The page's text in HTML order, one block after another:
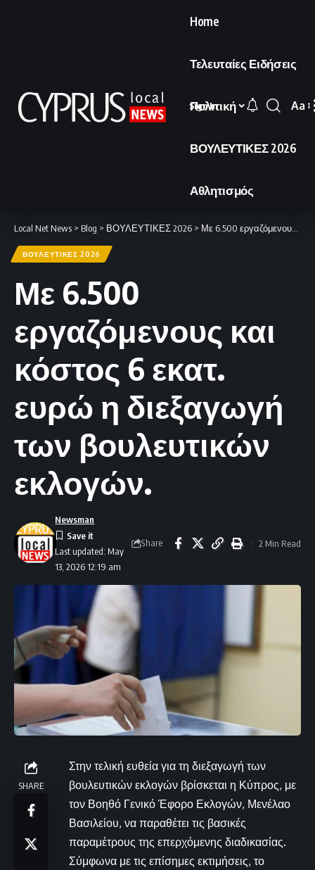
Home
Τελευταίες Ειδήσεις
Πολιτική
ΒΟΥΛΕΥΤΙΚΕΣ 2026
Αθλητισμός
Sign In
Font
Aa
Local Net News > Blog > ΒΟΥΛΕΥΤΙΚΕΣ 2026 > Με 6.500 εργαζόμενους και κόστος 6 εκατ. ευρώ η διεξαγωγή των βουλευτικών εκλογών.
ΒΟΥΛΕΥΤΙΚΕΣ 2026
Με 6.500
εργαζόμενους και
κόστος 6 εκατ.
ευρώ η διεξαγωγή
των βουλευτικών
εκλογών.
Last updated: May
13, 2026 12:19 am
Newsman
Share 2 Min Read
SHARE
Στην τελική ευθεία για τη διεξαγωγή των
βουλευτικών εκλογών βρίσκεται η Κύπρος, με
τον Βοηθό Γενικό Έφορο Εκλογών, Μενέλαο
Βασιλείου, να παραθέτει τις βασικές
παραμέτρους της επερχόμενης διαδικασίας.
Σύμφωνα με τις επίσημες εκτιμήσεις, το